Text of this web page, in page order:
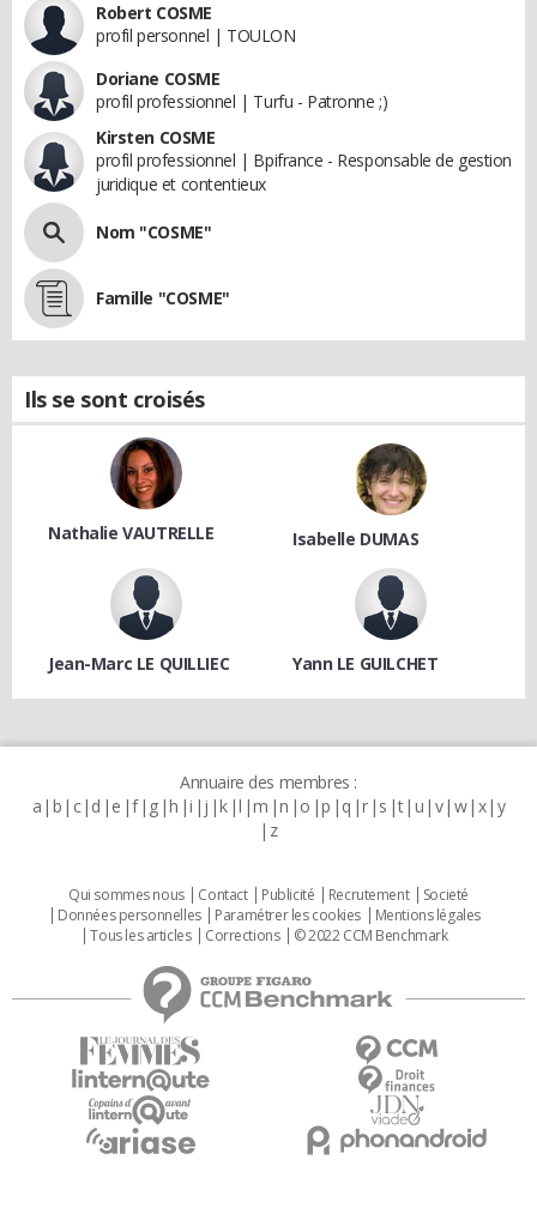
Robert COSME
profil personnel | TOULON
Doriane COSME
profil professionnel | Turfu - Patronne ;)
Kirsten COSME
profil professionnel | Bpifrance - Responsable de gestion
juridique et contentieux
Nom "COSME"
Famille "COSME"
Ils se sont croisés
Nathalie VAUTRELLE Isabelle DUMAS
Jean-Marc LE QUILLIEC Yann LE GUILCHET
Annuaire des membres :
a b c d e f g h i j k l m n o p q r s t u v w x y
z
Qui sommes nous Contact Publicité Recrutement
Societé
Données personnelles
Paramétrer les cookies
Mentions légales
Tous les articles
Corrections © 2022 CCM Benchmark